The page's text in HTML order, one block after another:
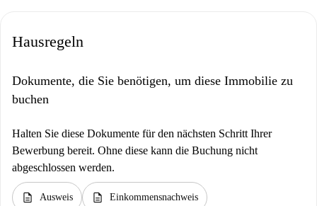
Hausregeln
Dokumente, die Sie benötigen, um diese Immobilie zu
buchen
Halten Sie diese Dokumente für den nächsten Schritt Ihrer
Bewerbung bereit. Ohne diese kann die Buchung nicht
abgeschlossen werden.
description Ausweis description Einkommensnachweis